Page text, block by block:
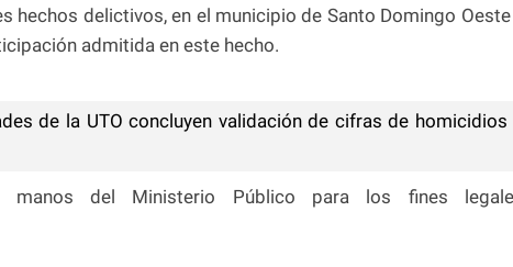
hechos delictivos, en el municipio de Santo Domingo
admitida en este hecho.
de la UTO concluyen validación de cifras de homicidios
manos del Ministerio Público para los fines